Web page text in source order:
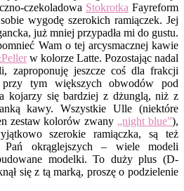
czekoladowa Stokrotka Fayreform
wygodę szerokich ramiączek. Jej
już mniej przypadła mi do gustu.
Wam o tej arcysmacznej kawie
w kolorze Latte. Pozostając nadal
zaproponuję jeszcze coś dla frakcji
tym większych obwodów pod
kojarzy się bardziej z dżunglą, niż z
kawy. Wszystkie Ulle (niektóre
zestaw kolorów zwany „night blue”),
szerokie ramiączka, są też
Pań okrąglejszych – wiele modeli
modelki. To duży plus (D-
się z tą marką, proszę o podzielenie